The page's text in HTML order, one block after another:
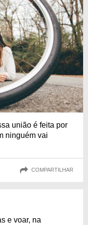
união é feita por
ninguém vai
COMPARTILHAR
e voar, na